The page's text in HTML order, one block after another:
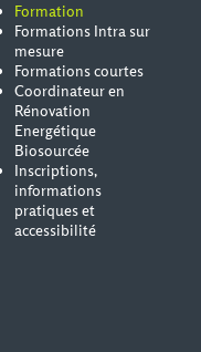
Formation
Formations Intra sur
mesure
Formations courtes
Coordinateur en
Rénovation
Energétique
Biosourcée
Inscriptions,
informations
pratiques et
accessibilité